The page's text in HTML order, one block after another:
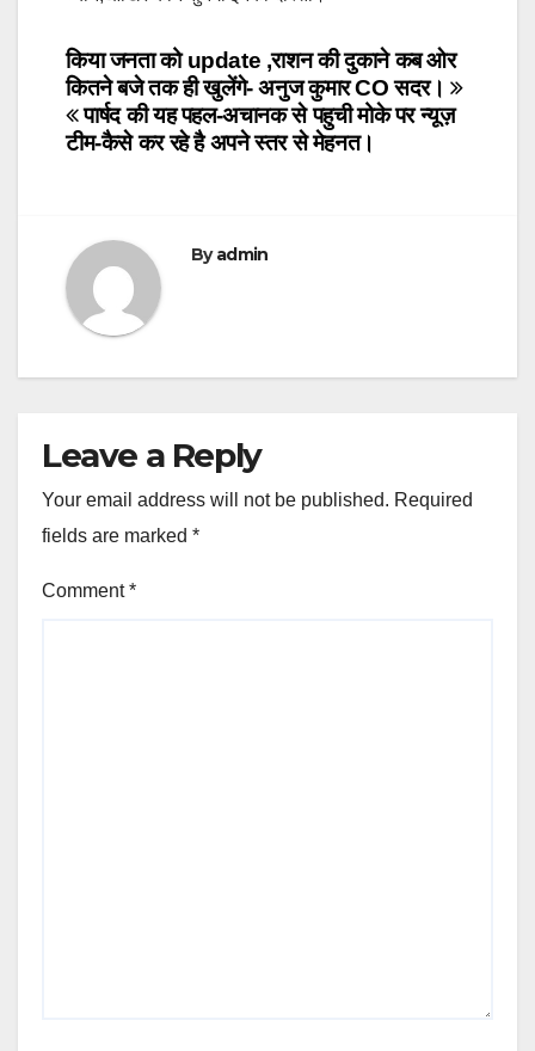
Post
navigation
किया जनता को update ,राशन की दुकाने कब ओर
कितने बजे तक ही खुलेंगे- अनुज कुमार CO सदर।
पार्षद की यह पहल-अचानक से पहुची मोके पर न्यूज़
टीम-कैसे कर रहे है अपने स्तर से मेहनत।
Byadmin
Leave a Reply
Your email address will not be published. Required
fields are marked *
Comment*